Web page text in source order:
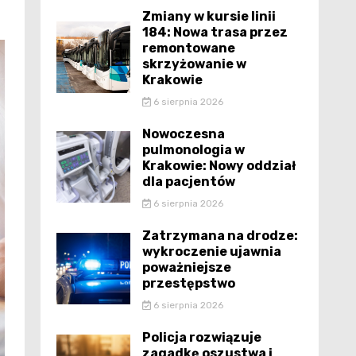
Zmiany w kursie linii
184: Nowa trasa przez
remontowane
skrzyżowanie w
Krakowie
6 sierpnia 2026
Nowoczesna
pulmonologia w
Krakowie: Nowy oddział
dla pacjentów
6 sierpnia 2026
Zatrzymana na drodze:
wykroczenie ujawnia
poważniejsze
przestępstwo
6 sierpnia 2026
Policja rozwiązuje